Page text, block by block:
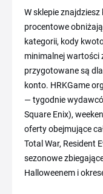
W sklepie
procentowe
kategorii, kody
minimalnej wartości
przygotowane są
konto. HRKGame
— tygodnie
Square Enix),
oferty obejmujące
Total War, Resident
sezonowe
Halloweenem i